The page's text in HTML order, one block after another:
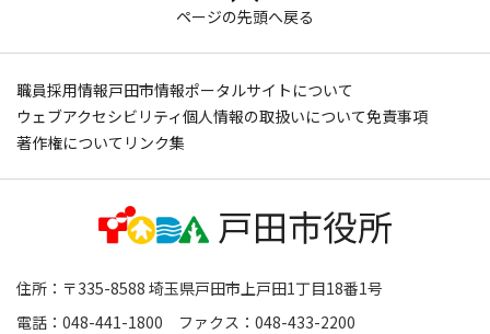
ページの先頭へ戻る
職員採用情報戸田市情報ポータルサイトについて
ウェブアクセシビリティ個人情報の取扱いについて免責事項
著作権について リンク集
住所：〒335-8588 埼玉県戸田市上戸田1丁目18番1号
電話：048-441-1800 ファクス：048-433-2200